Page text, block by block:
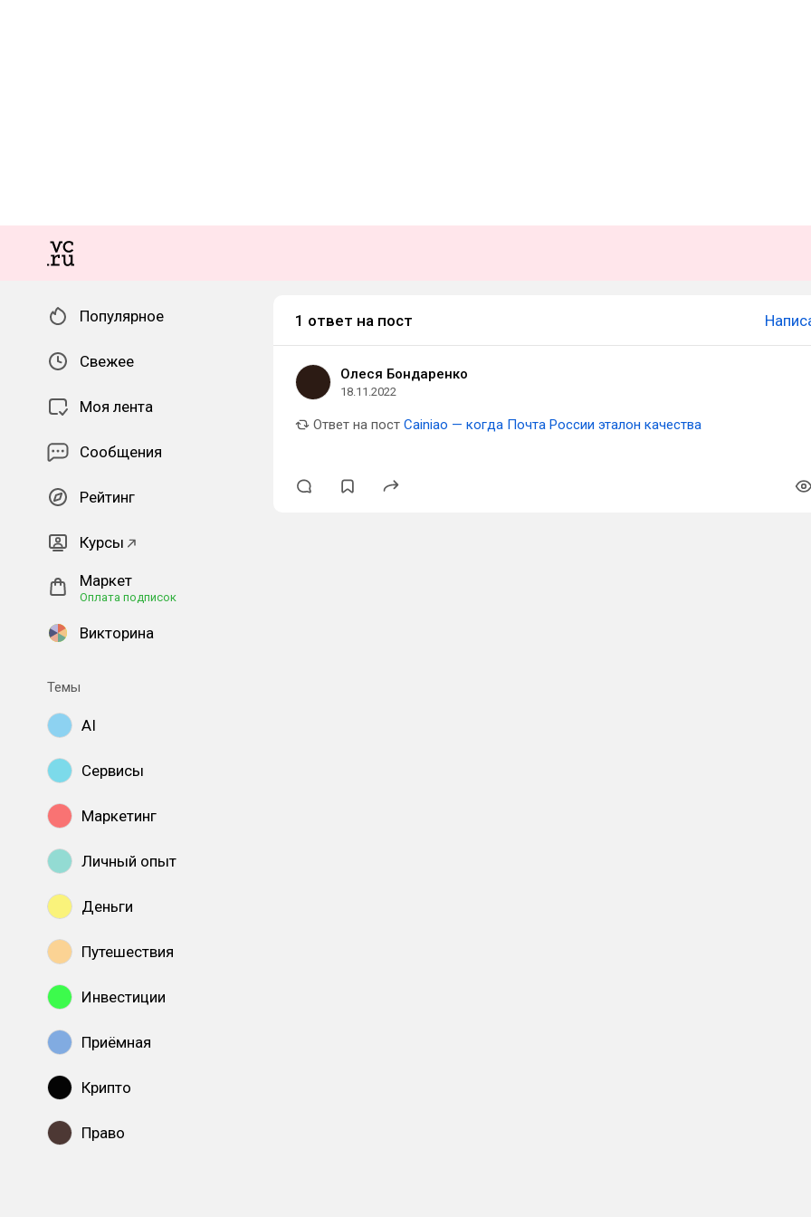
Популярное
Свежее
Моя лента
Сообщения
Рейтинг
Курсы
Маркет
Оплата подписок
Викторина
Темы
AI
Сервисы
Маркетинг
Личный опыт
Деньги
Путешествия
Инвестиции
Приёмная
Крипто
Право
1 ответ на пост
Олеся Бондаренко
18.11.2022
Ответ на пост Cainiao — когда Почта России эталон качества